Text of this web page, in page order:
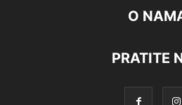
O
PRATITE